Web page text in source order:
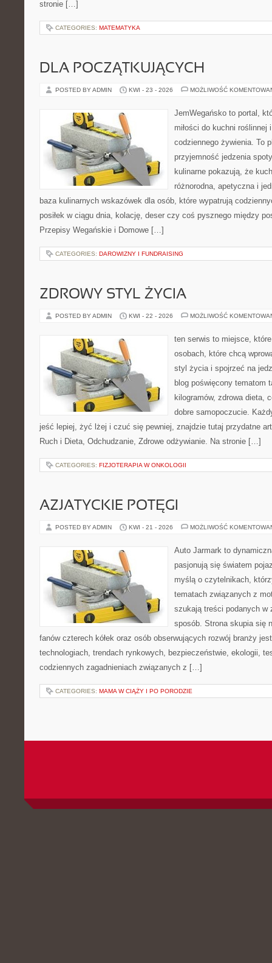
stronie […]
CATEGORIES: MATEMATYKA
DLA POCZĄTKUJĄCYCH
POSTED BY ADMIN KWI - 23 - 2026 MOŻLIWOŚĆ
JemWegańsko to portal,
miłości do kuchni roślinnej
codziennego żywienia. To
przyjemność jedzenia
kulinarne pokazują, że
różnorodna, apetyczna i
baza kulinarnych wskazówek dla osób, które wypatrują
posiłek w ciągu dnia, kolację, deser czy coś pysznego między
Przepisy Wegańskie i Domowe […]
CATEGORIES: DAROWIZNY I FUNDRAISING
ZDROWY STYL ŻYCIA
POSTED BY ADMIN KWI - 22 - 2026 MOŻLIWOŚĆ
ten serwis to miejsce,
osobach, które chcą
styl życia i spojrzeć na
blog poświęcony tematom
kilogramów, zdrowa dieta,
dobre samopoczucie.
jeść lepiej, żyć lżej i czuć się pewniej, znajdzie tutaj przydatne
Ruch i Dieta, Odchudzanie, Zdrowe odżywianie. Na stronie […]
CATEGORIES: FIZJOTERAPIA W ONKOLOGII
AZJATYCKIE POTĘGI
POSTED BY ADMIN KWI - 21 - 2026 MOŻLIWOŚĆ
Auto Jarmark to
pasjonują się światem
myślą o czytelnikach,
tematach związanych z
szukają treści podanych w
sposób. Strona skupia się
fanów czterech kółek oraz osób obserwujących rozwój branży
technologiach, trendach rynkowych, bezpieczeństwie, ekologii,
codziennych zagadnieniach związanych z […]
CATEGORIES: MAMA W CIĄŻY I PO PORODZIE